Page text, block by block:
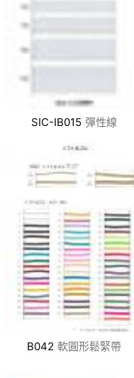
SIC-IB015 彈性線
B042 軟圓形鬆緊帶